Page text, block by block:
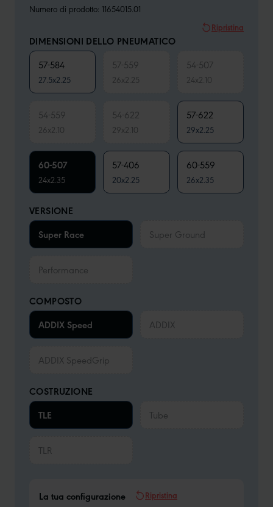
Numero di prodotto: 11654015.01
Ripristina
DIMENSIONI DELLO PNEUMATICO
57-584
27.5x2.25
57-559
26x2.25
54-507
24x2.10
54-559
26x2.10
54-622
29x2.10
57-622
29x2.25
60-507
24x2.35
57-406
20x2.25
60-559
26x2.35
VERSIONE
Super Race
Super Ground
Performance
COMPOSTO
ADDIX Speed
ADDIX
ADDIX SpeedGrip
COSTRUZIONE
TLE
Tube
TLR
La tua configurazione Ripristina